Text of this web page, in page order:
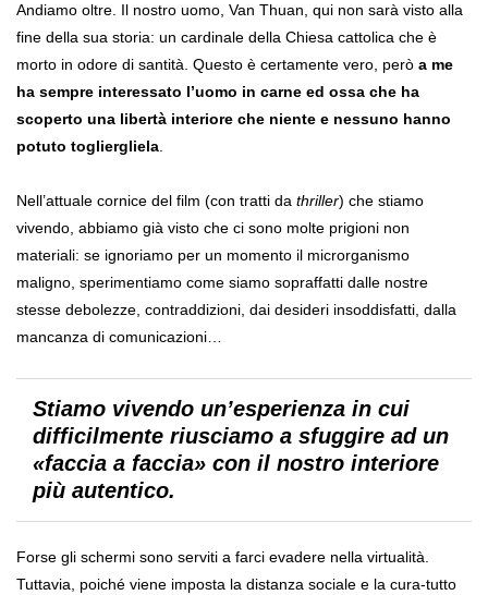
Andiamo oltre. Il nostro uomo, Van Thuan, qui non sarà visto alla
fine della sua storia: un cardinale della Chiesa cattolica che è
morto in odore di santità. Questo è certamente vero, però a me
ha sempre interessato l’uomo in carne ed ossa che ha
scoperto una libertà interiore che niente e nessuno hanno
potuto togliergliela.
Nell’attuale cornice del film (con tratti da thriller) che stiamo
vivendo, abbiamo già visto che ci sono molte prigioni non
materiali: se ignoriamo per un momento il microrganismo
maligno, sperimentiamo come siamo sopraffatti dalle nostre
stesse debolezze, contraddizioni, dai desideri insoddisfatti, dalla
mancanza di comunicazioni…
Stiamo vivendo un’esperienza in cui
difficilmente riusciamo a sfuggire ad un
«faccia a faccia» con il nostro interiore
più autentico.
Forse gli schermi sono serviti a farci evadere nella virtualità.
Tuttavia, poiché viene imposta la distanza sociale e la cura-tutto